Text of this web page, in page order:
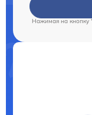
Нажимая на кнопку